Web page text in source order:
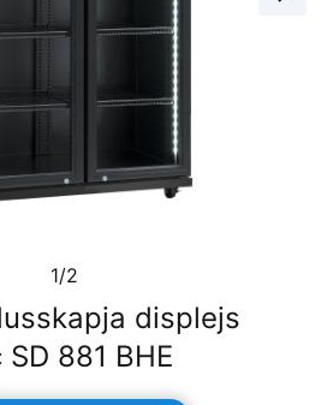
1/2
displejs
881 BHE